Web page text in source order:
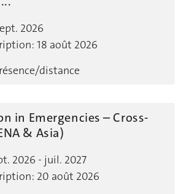
2026
18 août 2026
distance
in Emergencies – Cross-
& Asia)
2026 - juil. 2027
20 août 2026